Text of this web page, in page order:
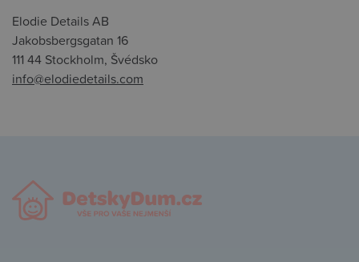
Elodie Details AB
Jakobsbergsgatan 16
111 44 Stockholm, Švédsko
info@elodiedetails.com